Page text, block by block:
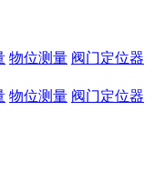
物位测量 阀门定位器
物位测量 阀门定位器